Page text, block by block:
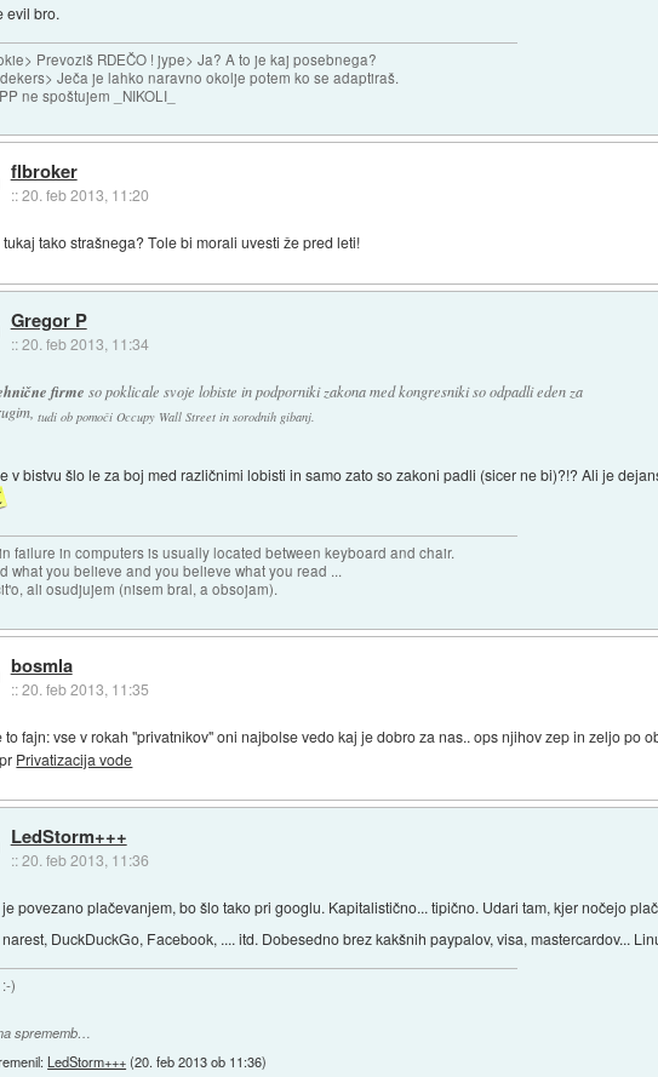
evil bro.
Prevoziš RDEČO ! jype> Ja? A to je kaj posebnega?
Ječa je lahko naravno okolje potem ko se adaptiraš.
ne spoštujem _NIKOLI_
flbroker
::20. feb 2013, 11:20
tukaj tako strašnega? Tole bi morali uvesti že pred leti!
Gregor P
::20. feb 2013, 11:34
firme so poklicale svoje lobiste in podporniki zakona med kongresniki so odpadli eden za
tudi ob pomoči Occupy Wall Street in sorodnih gibanj.
v bistvu šlo le za boj med različnimi lobisti in samo zato so zakoni padli (sicer ne bi)?!? Ali je
failure in computers is usually located between keyboard and chair.
what you believe and you believe what you read ...
ali osudjujem (nisem bral, a obsojam).
bosmla
::20. feb 2013, 11:35
to fajn: vse v rokah "privatnikov" oni najbolse vedo kaj je dobro za nas.. ops njihov zep in zeljo po
Privatizacija vode
LedStorm+++
::20. feb 2013, 11:36
povezano plačevanjem, bo šlo tako pri googlu. Kapitalistično... tipično. Udari tam, kjer nočejo
DuckDuckGo, Facebook, .... itd. Dobesedno brez kakšnih paypalov, visa, mastercardov...
)
sprememb…
LedStorm+++(20. feb 2013 ob 11:36)